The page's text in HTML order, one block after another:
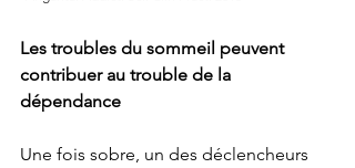
Les troubles du sommeil peuvent
contribuer au trouble de la
dépendance
Une fois sobre, un des déclencheurs